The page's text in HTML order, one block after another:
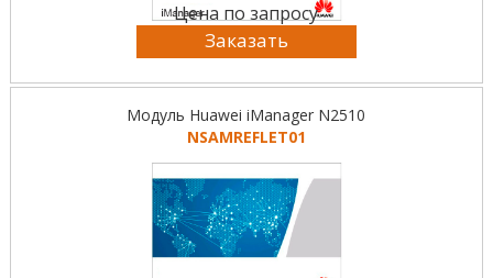
Цена по запросу
Заказать
Модуль Huawei iManager N2510
NSAMREFLET01